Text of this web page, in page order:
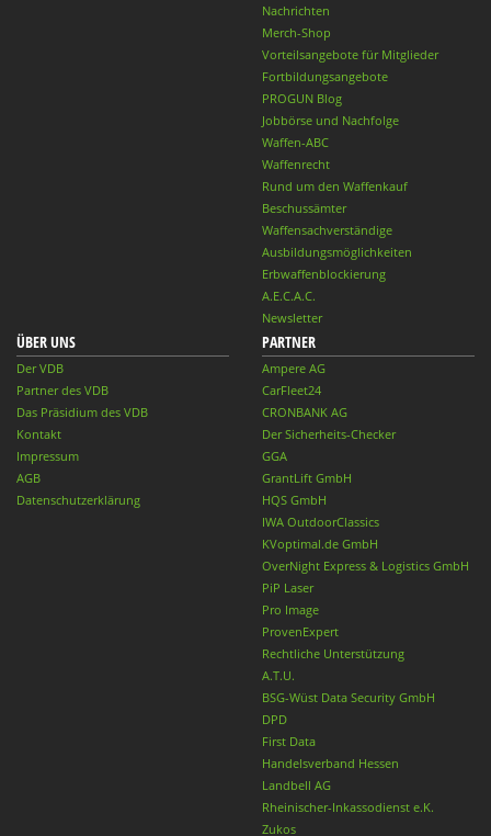
Nachrichten
Merch-Shop
Vorteilsangebote für Mitglieder
Fortbildungsangebote
PROGUN Blog
Jobbörse und Nachfolge
Waffen-ABC
Waffenrecht
Rund um den Waffenkauf
Beschussämter
Waffensachverständige
Ausbildungsmöglichkeiten
Erbwaffenblockierung
A.E.C.A.C.
Newsletter
ÜBER UNS
Der VDB
Partner des VDB
Das Präsidium des VDB
Kontakt
Impressum
AGB
Datenschutzerklärung
PARTNER
Ampere AG
CarFleet24
CRONBANK AG
Der Sicherheits-Checker
GGA
GrantLift GmbH
HQS GmbH
IWA OutdoorClassics
KVoptimal.de GmbH
OverNight Express & Logistics GmbH
PiP Laser
Pro Image
ProvenExpert
Rechtliche Unterstützung
A.T.U.
BSG-Wüst Data Security GmbH
DPD
First Data
Handelsverband Hessen
Landbell AG
Rheinischer-Inkassodienst e.K.
Zukos